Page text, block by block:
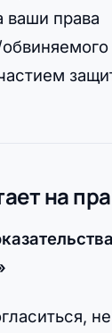
ваши права
на